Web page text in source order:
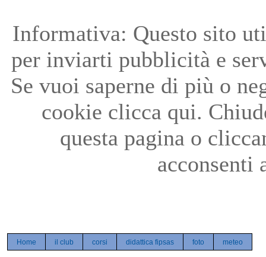
Informativa: Questo sito
per inviarti pubblicità e
Se vuoi saperne di più o
cookie clicca qui.
questa pagina o
acconsenti
Home il club corsi didattica fipsas foto meteo